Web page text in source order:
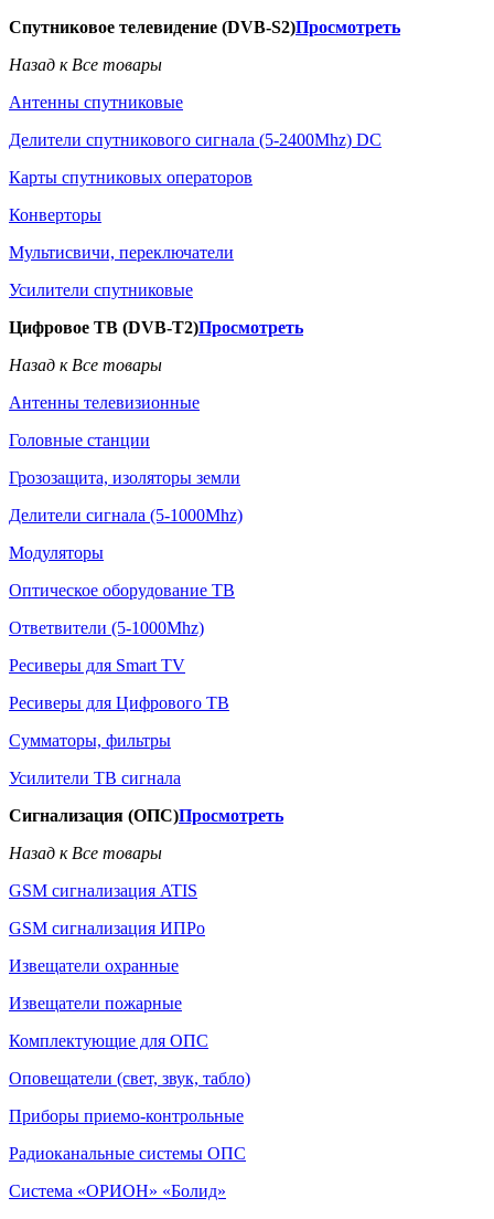
Спутниковое телевидение (DVB-S2)Просмотреть
Назад к Все товары
Антенны спутниковые
Делители спутникового сигнала (5-2400Mhz) DC
Карты спутниковых операторов
Конверторы
Мультисвичи, переключатели
Усилители спутниковые
Цифровое ТВ (DVB-T2)Просмотреть
Назад к Все товары
Антенны телевизионные
Головные станции
Грозозащита, изоляторы земли
Делители сигнала (5-1000Mhz)
Модуляторы
Оптическое оборудование ТВ
Ответвители (5-1000Mhz)
Ресиверы для Smart TV
Ресиверы для Цифрового ТВ
Сумматоры, фильтры
Усилители ТВ сигнала
Сигнализация (ОПС)Просмотреть
Назад к Все товары
GSM сигнализация ATIS
GSM сигнализация ИПРо
Извещатели охранные
Извещатели пожарные
Комплектующие для ОПС
Оповещатели (свет, звук, табло)
Приборы приемо-контрольные
Радиоканальные системы ОПС
Система «ОРИОН» «Болид»